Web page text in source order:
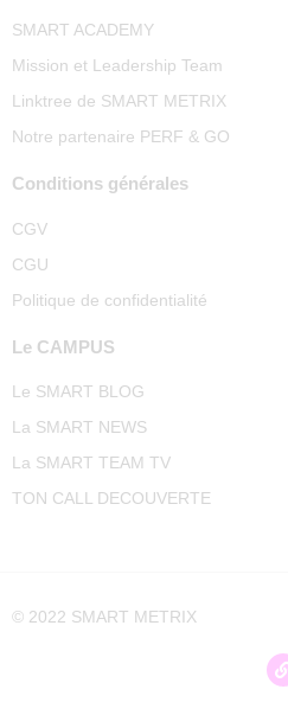
SMART ACADEMY
Mission et Leadership Team
Linktree de SMART METRIX
Notre partenaire PERF & GO
Conditions générales
CGV
CGU
Politique de confidentialité
Le CAMPUS
Le SMART BLOG
La SMART NEWS
La SMART TEAM TV
TON CALL DECOUVERTE
© 2022 SMART METRIX